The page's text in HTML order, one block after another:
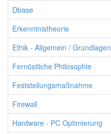
Dbase
Erkenntnistheorie
Ethik - Allgemein / Grundlagen
Fernöstliche Philosophie
Feststellungsmaßnahme
Firewall
Hardware - PC Optimierung